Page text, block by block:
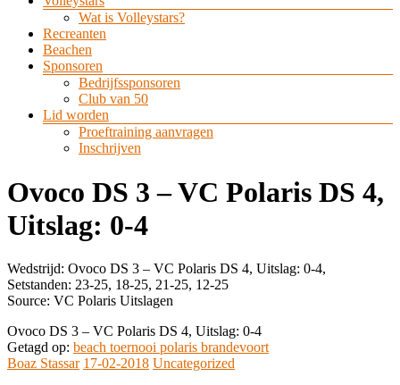
Wat is Volleystars?
Recreanten
Beachen
Sponsoren
Bedrijfssponsoren
Club van 50
Lid worden
Proeftraining aanvragen
Inschrijven
Ovoco DS 3 – VC Polaris DS 4,
Uitslag: 0-4
Wedstrijd: Ovoco DS 3 – VC Polaris DS 4, Uitslag: 0-4,
Setstanden: 23-25, 18-25, 21-25, 12-25
Source: VC Polaris Uitslagen
Ovoco DS 3 – VC Polaris DS 4, Uitslag: 0-4
Getagd op: beach toernooi polaris brandevoort
Boaz Stassar 17-02-2018 Uncategorized